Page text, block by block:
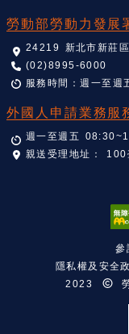
勞動部勞動力發展
24219 新北市新莊
(02)8995-6000
服務時間：週一至
外國人申請業務服
週一至週五
親送受理地址： 100
參
隱私權及安全
2023